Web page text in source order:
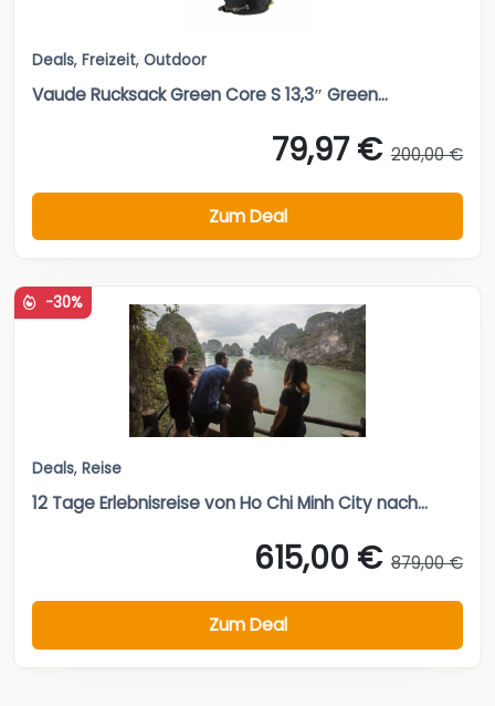
Deals, Freizeit, Outdoor
Vaude Rucksack Green Core S 13,3″ Green...
79,97 € 200,00 €
Zum Deal
-30%
Deals, Reise
12 Tage Erlebnisreise von Ho Chi Minh City nach...
615,00 € 879,00 €
Zum Deal